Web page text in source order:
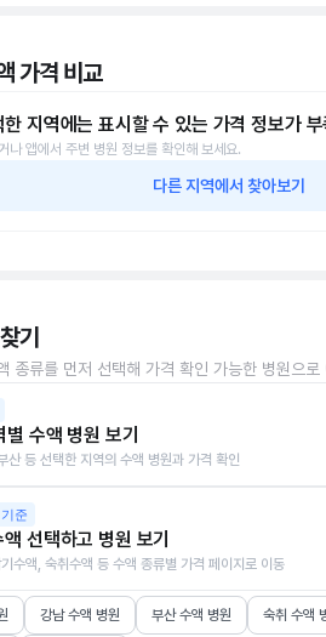
가격 비교
지역에는 표시할 수 있는 가격 정보가
나 앱에서 주변 병원 정보를 확인해 보세요.
다른 지역에서 찾아보기
기
종류를 먼저 선택해 가격 확인 가능한 병원으로
수액 병원 보기
산 등 선택한 지역의 수액 병원과 가격 확인
준
선택하고 병원 보기
수액, 숙취수액 등 수액 종류별 가격 페이지로 이동
강남 수액 병원 부산 수액 병원 숙취 수액